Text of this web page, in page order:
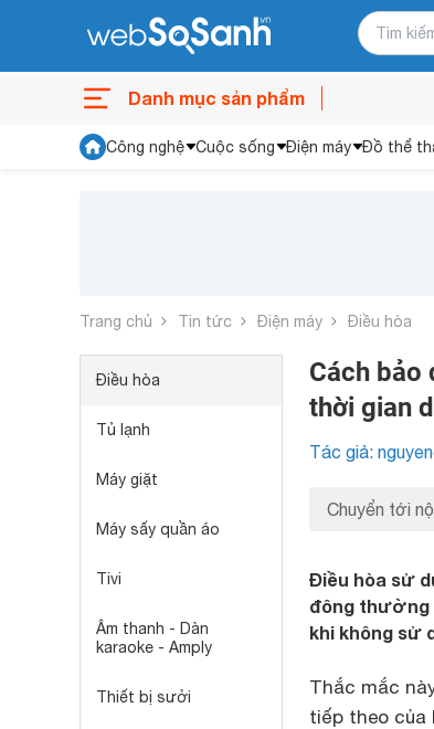
Danh mục sản phẩm
Công nghệ Cuộc sống Điện máy Đồ thể
Trang chủ Tin tức Điện máy Điều hòa
Điều hòa
Tủ lạnh
Máy giặt
Máy sấy quần áo
Tivi
Âm thanh - Dàn
karaoke - Amply
Thiết bị sưởi
Cách bảo
thời gian
Tác giả:
Chuyển tới
Điều hòa sử
đông thường
khi không sử
Thắc mắc
tiếp theo của